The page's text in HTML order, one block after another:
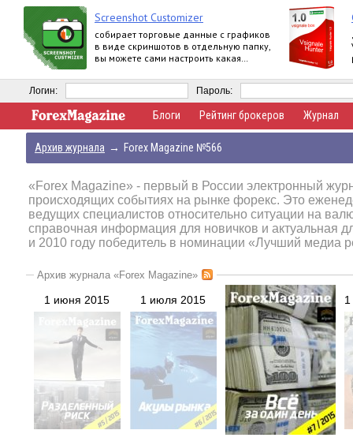
Screenshot Customizer
собирает торговые данные с графиков
в виде скриншотов в отдельную папку,
вы можете сами настроить какая
отображаться
Логин: Пароль:
Блоги Рейтинг брокеров Журнал
Архив журнала → Forex Magazine №566
«Forex Magazine» - первый в России электронный
происходящих событиях на рынке форекс. Это
ведущих специалистов относительно ситуации на
справочная информация для новичков и актуальная
и 2010 году победитель в номинации «Лучший медиа
Архив журнала «Forex Magazine»
1 июня 2015 1 июля 2015